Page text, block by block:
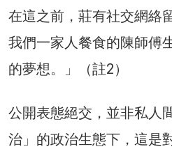
在這之前，莊有社交網絡
我們一家人餐食的陳師傅
的夢想。」（註2）
公開表態絕交，並非私人
治」的政治生態下，這是